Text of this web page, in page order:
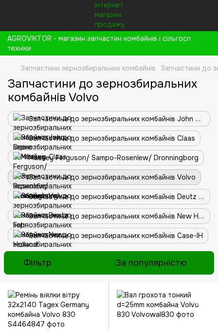
AGROVIKTOR - магазин запчастин комбайнів і сільгосп
техніки
Запчастини зернозбиральних комбайнів Запчастини до
Запчастини до зернозбиральних
комбайнів Volvo
Запчастини до зернозбиральних комбайнів John Deere
Запчастини до зернозбиральних комбайнів Claas
Massey Ferguson/ Sampo-Rosenlew/ Dronningborg
Запчастини до зернозбиральних комбайнів Volvo
Запчастини до зернозбиральних комбайнів Deutz Fahr
Запчастини до зернозбиральних комбайнів New Holland
Запчастини до зернозбиральних комбайнів Case-IH
Фільтр За популярністю